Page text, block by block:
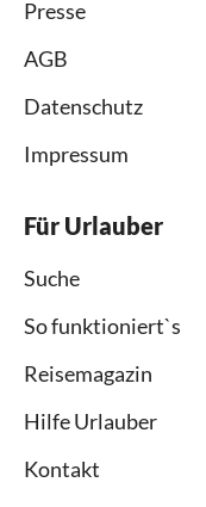
Presse
AGB
Datenschutz
Impressum
Für Urlauber
Suche
So funktioniert`s
Reisemagazin
Hilfe Urlauber
Kontakt